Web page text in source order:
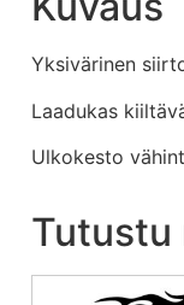
Yksivärinen
Laadukas
Ulkokesto
Tutustu